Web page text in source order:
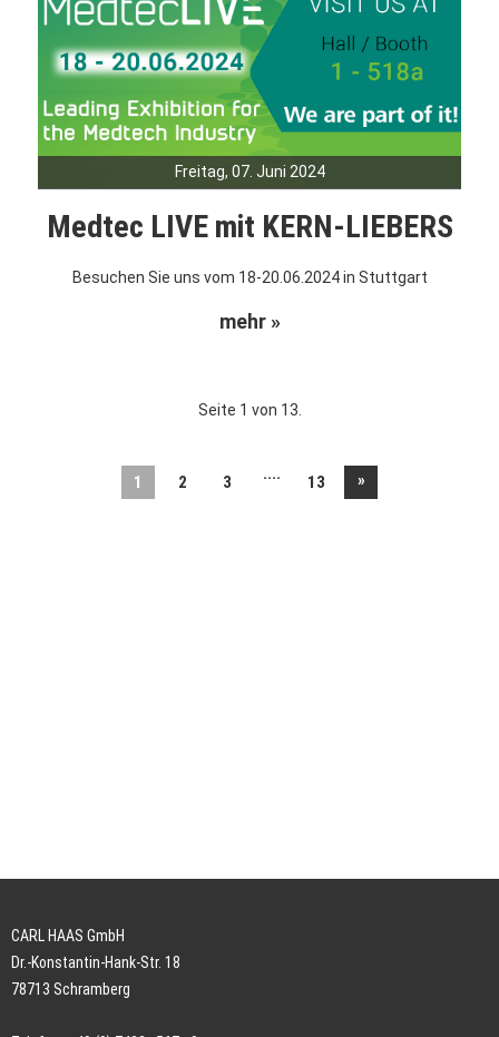
Freitag, 07. Juni 2024
Medtec LIVE mit KERN-LIEBERS
Besuchen Sie uns vom 18-20.06.2024 in Stuttgart
mehr »
Seite 1 von 13.
1 2 3 .... 13 »
CARL HAAS GmbH
Dr.-Konstantin-Hank-Str. 18
78713 Schramberg